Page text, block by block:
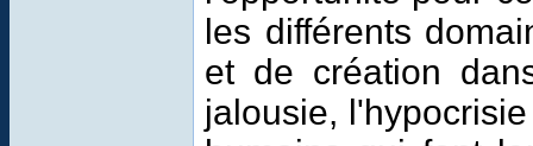
les différents
et de création
jalousie,